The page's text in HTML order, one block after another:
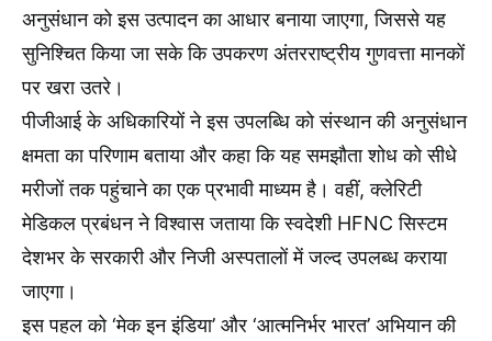
अनुसंधान को इस उत्पादन का आधार बनाया जाएगा, जिससे यह
सुनिश्चित किया जा सके कि उपकरण अंतरराष्ट्रीय गुणवत्ता मानकों
पर खरा उतरे।
पीजीआई के अधिकारियों ने इस उपलब्धि को संस्थान की अनुसंधान
क्षमता का परिणाम बताया और कहा कि यह समझौता शोध को सीधे
मरीजों तक पहुंचाने का एक प्रभावी माध्यम है। वहीं, क्लेरिटी
मेडिकल प्रबंधन ने विश्वास जताया कि स्वदेशी HFNC सिस्टम
देशभर के सरकारी और निजी अस्पतालों में जल्द उपलब्ध कराया
जाएगा।
इस पहल को ‘मेक इन इंडिया’ और ‘आत्मनिर्भर भारत’ अभियान की